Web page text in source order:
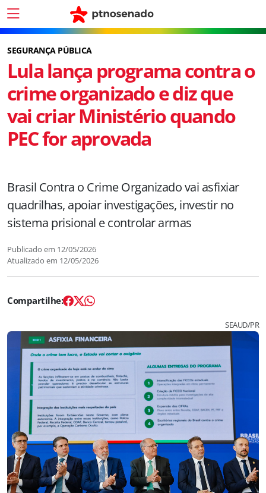
SEGURANÇA PÚBLICA
Lula lança programa contra o
crime organizado e diz que
vai criar Ministério quando
PEC for aprovada
Brasil Contra o Crime Organizado vai asfixiar
quadrilhas, apoiar investigações, investir no
sistema prisional e controlar armas
Publicado em 12/05/2026
Atualizado em 12/05/2026
SEAUD/PR